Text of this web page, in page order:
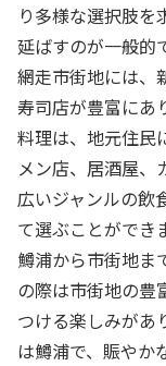
り多様な選択肢を
延ばすのが一般的
網走市街地には、
寿司店が豊富にあ
料理は、地元住民
メン店、居酒屋、
広いジャンルの飲
て選ぶことができ
鱒浦から市街地ま
の際は市街地の豊
つける楽しみがあ
は鱒浦で、賑やか